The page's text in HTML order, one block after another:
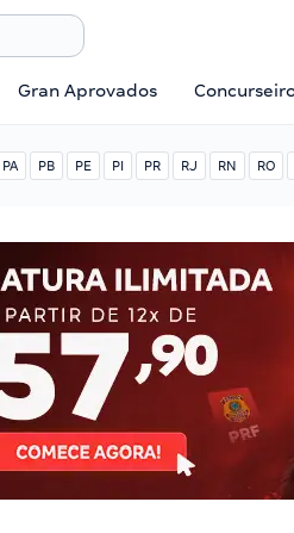
Gran Aprovados
PA PB PE PI PR RJ RN RO